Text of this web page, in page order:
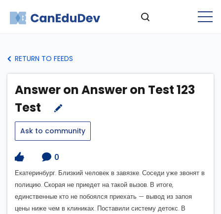
RETURN TO FEEDS
Answer on Answer on Test 123
Test
Ask to community
0
Екатеринбург. Близкий человек в завязке. Соседи уже звонят в
полицию. Скорая не приедет на такой вызов. В итоге,
единственные кто не побоялся приехать — вывод из запоя
цены ниже чем в клиниках. Поставили систему детокс. В